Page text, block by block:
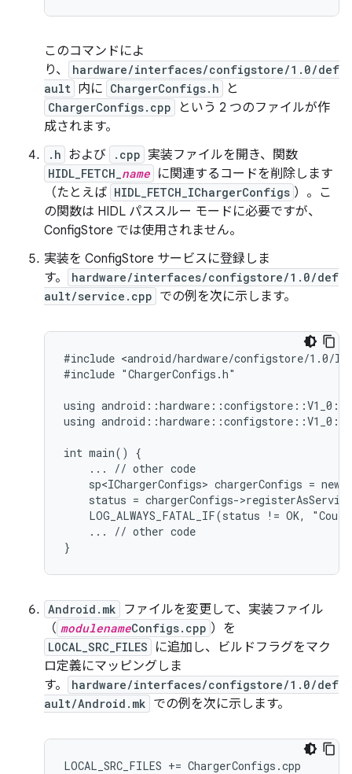
このコマンドによ
り、
hardware/interfaces/configstore/1.0/def
ault 内に ChargerConfigs.h と
ChargerConfigs.cpp
という 2 つのファイルが作
成されます。
.h および .cpp 実装ファイルを開き、関数
HIDL_FETCH_ name に関連するコードを削除します
（たとえば HIDL_FETCH_IChargerConfigs ）。こ
の関数は HIDL パススルー モードに必要ですが、
ConfigStore では使用されません。
実装を ConfigStore サービスに登録しま
す。
hardware/interfaces/configstore/1.0/def
ault/service.cpp での例を次に示します。
#include <android/hardware/configstore/1.0/
#include "ChargerConfigs.h"
using
using
int main() {
    ... // other code
sp<IChargerConfigs> chargerConfigs = new
status = chargerConfigs-
LOG_ALWAYS_FATAL_IF(status != OK,
    ... // other code
Android.mk
ファイルを変更して、実装ファイル
（ modulenameConfigs.cpp ）を
LOCAL_SRC_FILES
に追加し、ビルドフラグをマク
ロ定義にマッピングしま
す。
hardware/interfaces/configstore/1.0/def
ault/Android.mk での例を次に示します。
LOCAL_SRC_FILES += ChargerConfigs.cpp